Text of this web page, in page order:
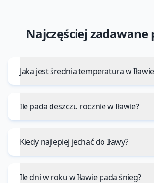
Najczęściej zadawane
Jaka jest średnia temperatura w
Ile pada deszczu rocznie w Iławie?
Kiedy najlepiej jechać do Iławy?
Ile dni w roku w Iławie pada śnieg?